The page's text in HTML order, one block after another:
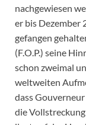
nachgewiesen
er bis Dezember
gefangen
(F.O.P.) seine
schon zweimal
weltweiten
dass
die